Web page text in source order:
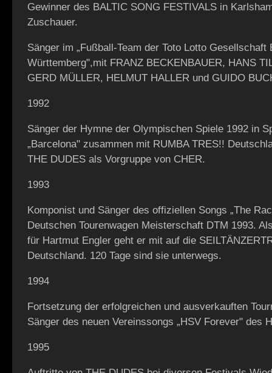
Gewinner des BALTIC SONG FESTIVALS in
Zuschauer.
Sänger im „Fußball-Team der Toto Lotto Gesellschaft
Württemberg",mit FRANZ BECKENBAUER, HANS
GERD MÜLLER, HELMUT HALLER und GUIDO
1992
Sänger der Hymne der Olympischen Spiele 1992 in
„Barcelona" zusammen mit RUMBA TRES!!
THE DUDES als Vorgruppe von CHER.
1993
Komponist und Sänger des offiziellen Songs „The
Deutschen Tourenwagen Meisterschaft DTM 1993.
für Hartmut Engler geht er mit auf die
Deutschland. 120 Tage sind sie unterwegs.
1994
Fortsetzung der erfolgreichen und ausverkauften
Sänger des neuen Vereinssongs „HSV Forever" des
1995